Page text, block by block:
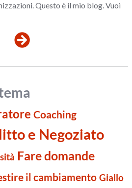
Questo è il mio blog. Vuoi
Coaching
e Negoziato
Fare domande
il cambiamento Giallo